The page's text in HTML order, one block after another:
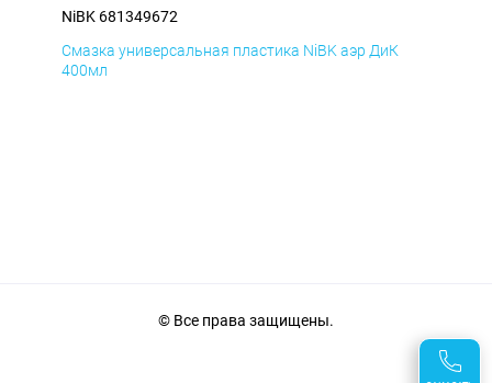
NiBK 681349672
Смазка универсальная пластика NiBK аэр ДиК
400мл
© Все права защищены.